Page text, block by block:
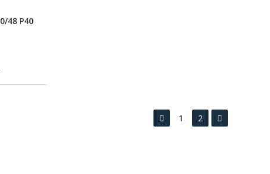
48 P40
1 2